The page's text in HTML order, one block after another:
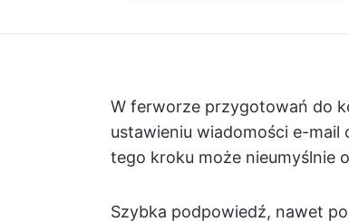
W ferworze przygotowań do
ustawieniu wiadomości e-mail
tego kroku może nieumyślnie
Szybka podpowiedź, nawet